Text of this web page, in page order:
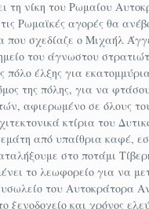
καθεστώτος του
του (0,44 τετρ.
Στο Βατικανό
κάτω των 80 ετών.
– Φλωρεντία
Firenze), είναι πόλη
τη νίκη του Ρωμαίου
Ρωμαϊκές αγορές θα
σχεδίαζε ο Μιχαήλ
του άγνωστου
πόλο έλξης για
της πόλης, για να
αφιερωμένο σε όλους
κτίρια του
από υπαίθρια καφέ,
στο ποτάμι
το λεωφορείο για να
του Αυτοκράτορα
ξενοδοχείο και χρόνος